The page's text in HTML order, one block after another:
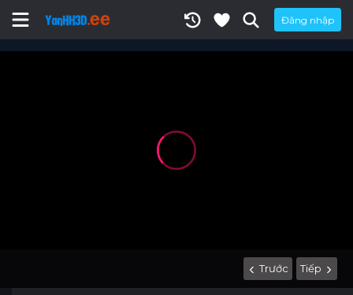
Đăng nhập
Trước Tiếp